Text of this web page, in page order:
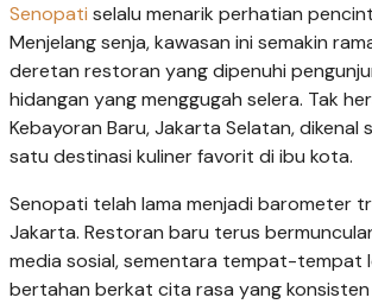
Senopati selalu menarik perhatian
Menjelang senja, kawasan ini semakin
deretan restoran yang dipenuhi
hidangan yang menggugah selera. Tak
Kebayoran Baru, Jakarta Selatan, dikenal
satu destinasi kuliner favorit di ibu kota.
Senopati telah lama menjadi barometer
Jakarta. Restoran baru terus
media sosial, sementara tempat-tempat
bertahan berkat cita rasa yang